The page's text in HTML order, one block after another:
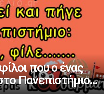
που ο ένας
Πανεπιστήμιο…